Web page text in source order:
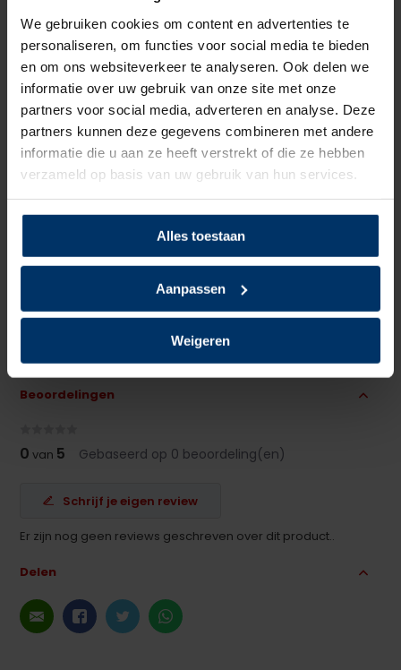
We gebruiken cookies om content en advertenties te
personaliseren, om functies voor social media te bieden
en om ons websiteverkeer te analyseren. Ook delen we
informatie over uw gebruik van onze site met onze
partners voor social media, adverteren en analyse. Deze
partners kunnen deze gegevens combineren met andere
informatie die u aan ze heeft verstrekt of die ze hebben
verzameld op basis van uw gebruik van hun services.
Alles toestaan
Aanpassen
Weigeren
Sluiting Veter
Bovenmateriaal Leder
Neusbeveiliging Kunststof
Zoolbeveiliging Kunststof
Antislip Ja
Zwart
Beoordelingen
0 van 5 Gebaseerd op 0 beoordeling(en)
Schrijf je eigen review
Er zijn nog geen reviews geschreven over dit product..
Delen